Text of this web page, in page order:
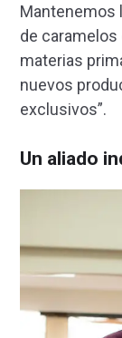
Mantenemos
de
materias
nuevos
exclusivos”.
Un aliado